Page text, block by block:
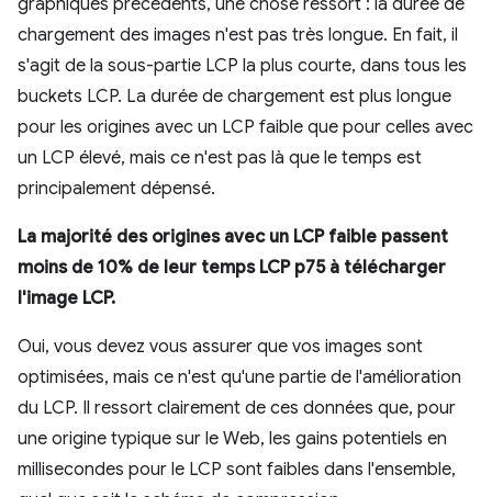
graphiques précédents, une chose ressort : la durée de
chargement des images n'est pas très longue. En fait, il
s'agit de la sous-partie LCP la plus courte, dans tous les
buckets LCP. La durée de chargement est plus longue
pour les origines avec un LCP faible que pour celles avec
un LCP élevé, mais ce n'est pas là que le temps est
principalement dépensé.
La majorité des origines avec un LCP faible passent
moins de 10% de leur temps LCP p75 à télécharger
l'image LCP.
Oui, vous devez vous assurer que vos images sont
optimisées, mais ce n'est qu'une partie de l'amélioration
du LCP. Il ressort clairement de ces données que, pour
une origine typique sur le Web, les gains potentiels en
millisecondes pour le LCP sont faibles dans l'ensemble,